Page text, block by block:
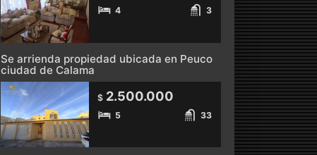
4 3
Se arrienda propiedad ubicada en Peuco
ciudad de Calama
$2.500.000
5 33